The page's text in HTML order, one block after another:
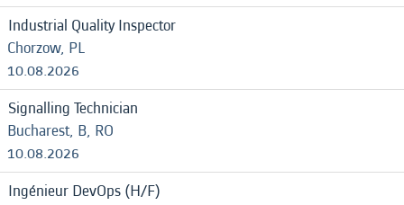
Industrial Quality Inspector
Chorzow, PL
10.08.2026
Signalling Technician
Bucharest, B, RO
10.08.2026
Ingénieur DevOps (H/F)